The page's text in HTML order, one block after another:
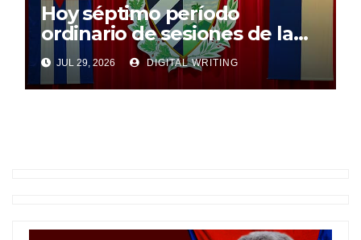
Hoy séptimo período
ordinario de sesiones de la
Asamblea Nacional
JUL 29, 2026 DIGITAL WRITING